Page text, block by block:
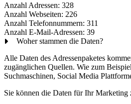
Anzahl Adressen: 328
Anzahl Webseiten: 226
Anzahl Telefonnummern: 311
Anzahl E-Mail-Adressen: 39
Woher stammen die Daten?
Alle Daten des Adressenpaketes
zugänglichen Quellen. Wie zum
Suchmaschinen, Social Media
Sie können die Daten für Ihr Marketing